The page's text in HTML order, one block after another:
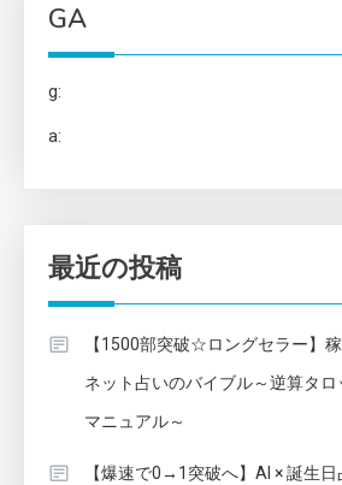
GA
g:
a:
最近の投稿
【1500部突破☆ロングセラー】
ネット占いのバイブル～逆算タ
マニュアル～
【爆速で0→1突破へ】AI × 誕生